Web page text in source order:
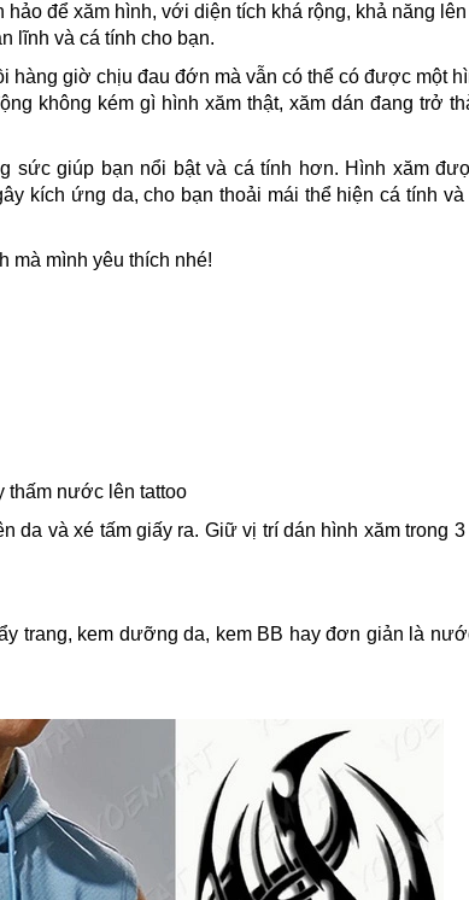
để xăm hình, với diện tích khá rộng, khả năng
lĩnh và cá tính cho bạn.
hàng giờ chịu đau đớn mà vẫn có thể có được một
không kém gì hình xăm thật, xăm dán đang trở
sức giúp bạn nổi bật và cá tính hơn. Hình xăm
kích ứng da, cho bạn thoải mái thể hiện cá tính và
mà mình yêu thích nhé!
thấm nước lên tattoo
da và xé tấm giấy ra. Giữ vị trí dán hình xăm trong
trang, kem dưỡng da, kem BB hay đơn giản là